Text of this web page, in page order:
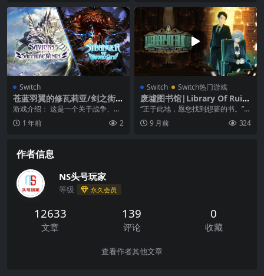
Switch
苍蓝羽翼的修瓦莉亚/剑之街的
异乡人|Saviors of Sapphire
ity Revisited
游戏介绍： 这是一个关于战争、黑
暗以及友谊力量的故事，它将首次
登陆西方市场！当黑...
1 年前 2
Switch Switch热门游戏
废墟图书馆|Library Of Ruin
a中文
“正于此地，愿您找到想要的书。”
扮演图书馆的馆长，迎接慕名而来
的宾客。 您的司...
9 月前 324
作者信息
NS头号玩家
等级 永久会员
12633
文章
139
评论
0
收藏
查看作者其他文章